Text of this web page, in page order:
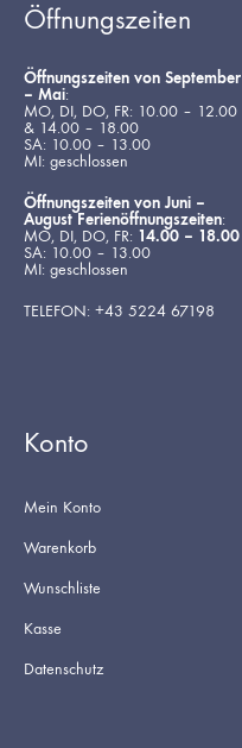
Öffnungszeiten
Öffnungszeiten von September
– Mai:
MO, DI, DO, FR: 10.00 – 12.00
& 14.00 – 18.00
SA: 10.00 – 13.00
MI: geschlossen
Öffnungszeiten von Juni –
August Ferienöffnungszeiten:
MO, DI, DO, FR: 14.00 – 18.00
SA: 10.00 – 13.00
MI: geschlossen
TELEFON: +43 5224 67198
Konto
Mein Konto
Warenkorb
Wunschliste
Kasse
Datenschutz